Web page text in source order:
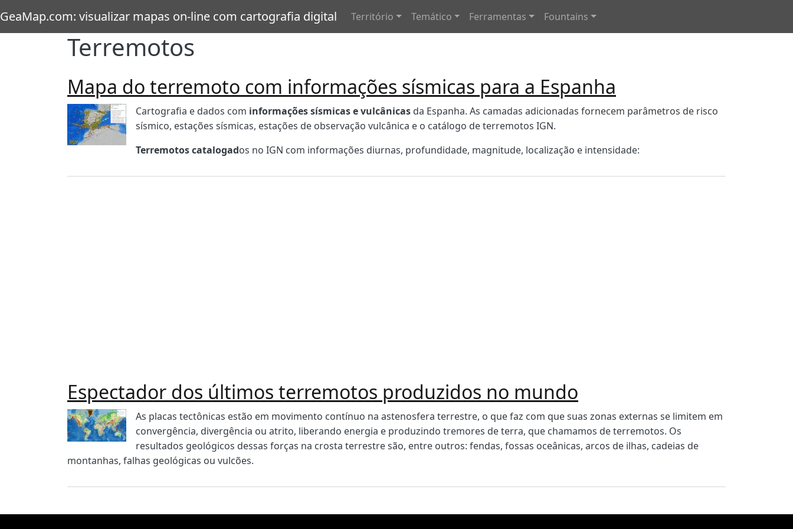
GeaMap.com: visualizar mapas on-line com cartografia digital Navegação principal
Território Temático Ferramentas Fountains
Terremotos
Mapa do terremoto com informações sísmicas para a Espanha
Imagen
Body Cartografia e dados com informações sísmicas e vulcânicas da Espanha. As camadas adicionadas fornecem parâmetros de risco
sísmico, estações sísmicas, estações de observação vulcânica e o catálogo de terremotos IGN.
Terremotos catalogados no IGN com informações diurnas, profundidade, magnitude, localização e intensidade:
Espectador dos últimos terremotos produzidos no mundo
Imagen
Body
As placas tectônicas estão em movimento contínuo na astenosfera terrestre, o que faz com que suas zonas externas se limitem em
convergência, divergência ou atrito, liberando energia e produzindo tremores de terra, que chamamos de terremotos. Os
resultados geológicos dessas forças na crosta terrestre são, entre outros: fendas, fossas oceânicas, arcos de ilhas, cadeias de
montanhas, falhas geológicas ou vulcões.